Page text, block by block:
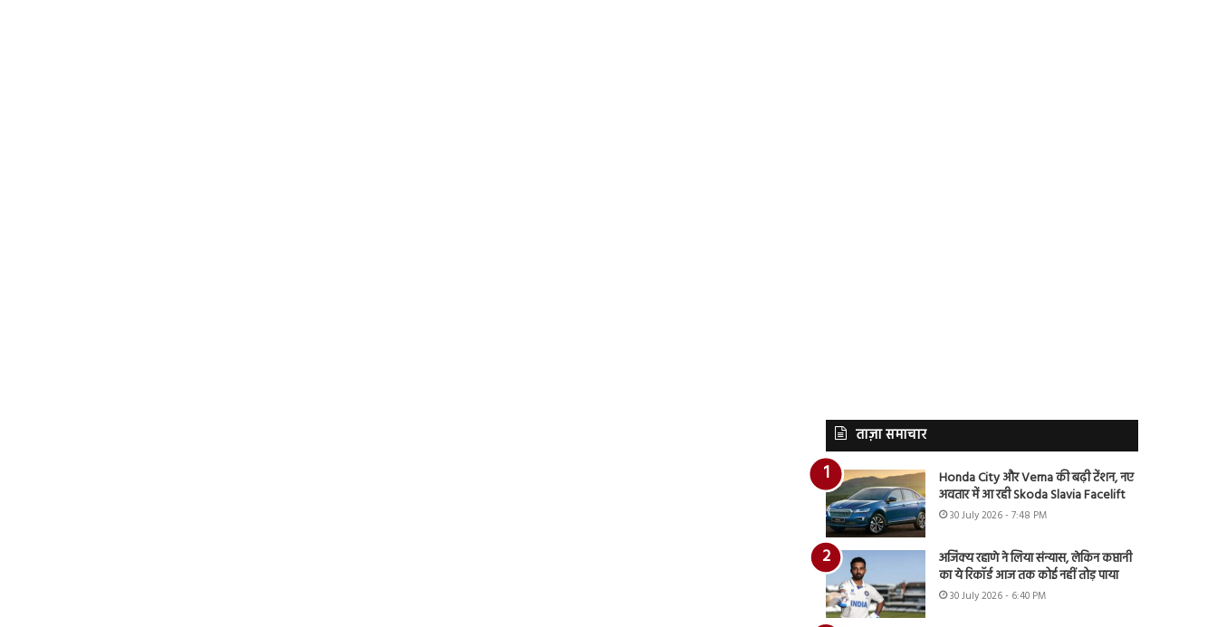
ताज़ा समाचार
Honda City और Verna की बढ़ी टेंशन, नए
अवतार में आ रही Skoda Slavia Facelift
30 July 2026 - 7:48 PM
अजिंक्य रहाणे ने लिया संन्यास, लेकिन कप्तानी
का ये रिकॉर्ड आज तक कोई नहीं तोड़ पाया
30 July 2026 - 6:40 PM